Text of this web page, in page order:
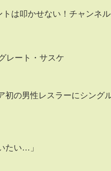
は叩かせない！チャンネ
レート・サスケ
の男性レスラーにシング
たい…」